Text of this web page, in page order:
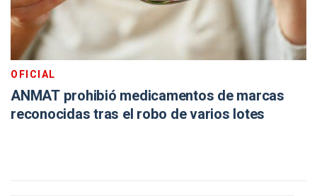
OFICIAL
ANMAT prohibió medicamentos de marcas
reconocidas tras el robo de varios lotes